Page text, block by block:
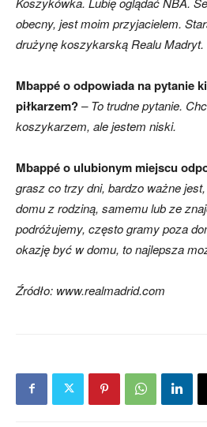
obecny, jest moim przyjacielem.
drużynę koszykarską Realu Madryt.
Mbappé o odpowiada na pytanie
piłkarzem?– To trudne pytanie.
koszykarzem, ale jestem niski.
Mbappé o ulubionym miejscu
grasz co trzy dni, bardzo ważne
domu z rodziną, samemu lub ze
podróżujemy, często gramy poza
okazję być w domu, to najlepsza
Źródło: www.realmadrid.com